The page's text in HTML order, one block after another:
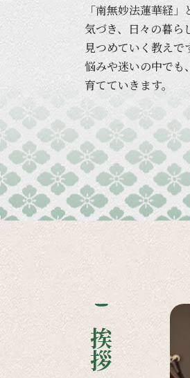
「南無妙法蓮華経」
気づき、
日々の暮ら
見つめていく 教えで
悩みや迷いの中でも、
育てていきます。
ご挨拶